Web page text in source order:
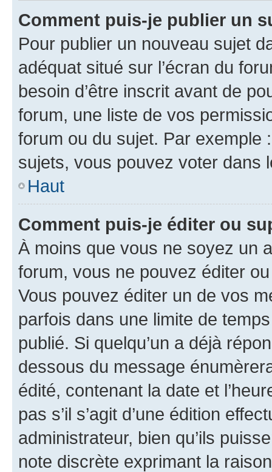
Comment puis-je publier un
Pour publier un nouveau sujet
adéquat situé sur l’écran du
besoin d’être inscrit avant de
forum, une liste de vos
forum ou du sujet. Par exemple
sujets, vous pouvez voter dans
Haut
Comment puis-je éditer ou
À moins que vous ne soyez un
forum, vous ne pouvez éditer
Vous pouvez éditer un de vos
parfois dans une limite de
publié. Si quelqu’un a déjà
dessous du message
édité, contenant la date et
pas s’il s’agit d’une édition
administrateur, bien qu’ils
note discrète exprimant la